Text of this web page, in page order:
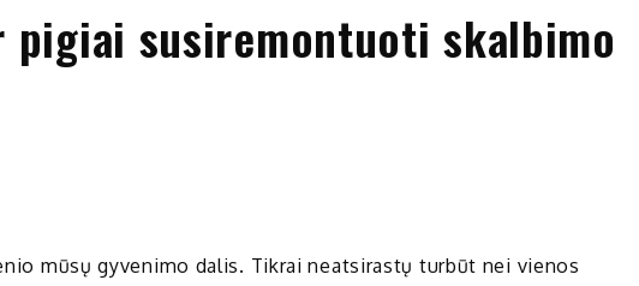
susiremontuoti skalbimo
mūsų gyvenimo dalis. Tikrai neatsirastų turbūt nei vienos